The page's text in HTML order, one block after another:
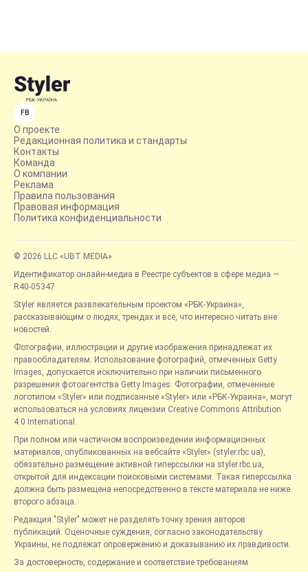
FB
О проекте
Редакционная политика и стандарты
Контакты
Команда
О компании
Реклама
Правила пользования
Правовая информация
Политика конфиденциальности
© 2026 LLC «UBT MEDIA»
Идентификатор онлайн-медиа в Реестре субъектов в сфере медиа —
R40-05347
Styler является развлекательным проектом «РБК-Украина»,
рассказывающим о людях, трендах и всё, что интересно читать вне
новостей.
Фотографии, иллюстрации и другие изображения принадлежат их
правообладателям. Использование фотографий, отмеченных Getty
Images, допускается исключительно при наличии письменного
разрешения фотоагентства Getty Images. Фотографии, отмеченные
логотипом «Styler» или подписанные «Styler» или «РБК-Украина», могут
использоваться на условиях лицензии Creative Commons Attribution
4.0 International.
При полном или частичном воспроизведении информационных
материалов, опубликованных на вебсайте «Styler» (styler.rbc.ua),
обязательно размещение активной гиперссылки на styler.rbc.ua,
открытой для индексации поисковыми системами. Такая гиперссылка
должна быть размещена непосредственно в тексте материала не ниже
второго абзаца.
Редакция "Styler" может не разделять точку зрения авторов
публикаций. Оценочные суждения, согласно законодательству
Украины, не подлежат опровержению и доказыванию их правдивости.
За достоверность, содержание и соответствие требованиям